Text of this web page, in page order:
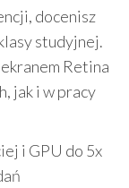
docenisz
studyjnej.
Retina
jak i w pracy
i GPU do 5x